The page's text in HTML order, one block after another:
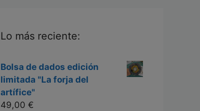
Lo más reciente:
Bolsa de dados edición
limitada "La forja del
artífice"
49,00 €